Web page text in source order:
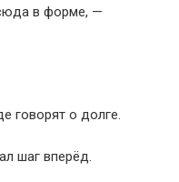
в форме, —
говорят о долге.
шаг вперёд.